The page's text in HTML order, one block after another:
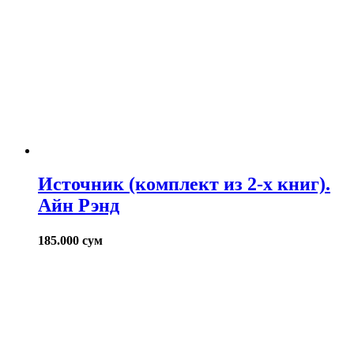
Источник (комплект из 2-х книг).
Айн Рэнд
185.000 сум